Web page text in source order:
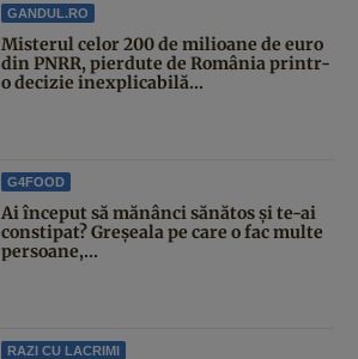
GANDUL.RO
Misterul celor 200 de milioane de euro
din PNRR, pierdute de România printr-
o decizie inexplicabilă...
G4FOOD
Ai început să mănânci sănătos și te-ai
constipat? Greșeala pe care o fac multe
persoane,...
RAZI CU LACRIMI